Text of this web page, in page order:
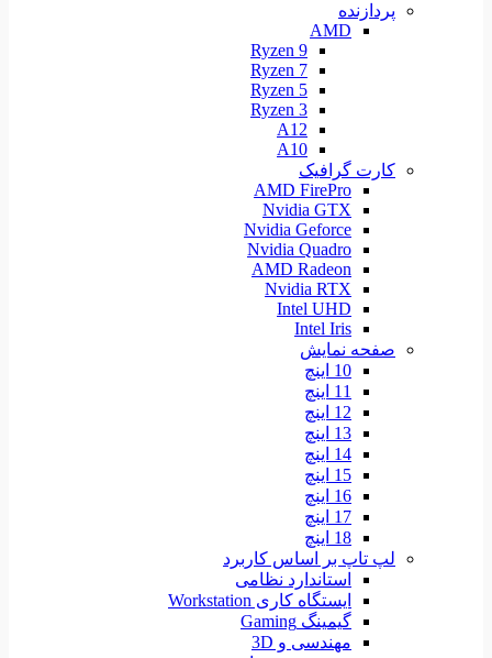
پردازنده
AMD
Ryzen 9
Ryzen 7
Ryzen 5
Ryzen 3
A12
A10
کارت گرافیک
AMD FirePro
Nvidia GTX
Nvidia Geforce
Nvidia Quadro
AMD Radeon
Nvidia RTX
Intel UHD
Intel Iris
صفحه نمایش
10 اینچ
11 اینچ
12 اینچ
13 اینچ
14 اینچ
15 اینچ
16 اینچ
17 اینچ
18 اینچ
لپ تاپ بر اساس کاربرد
استاندارد نظامی
ایستگاه کاری Workstation
گیمینگ Gaming
مهندسی و 3D